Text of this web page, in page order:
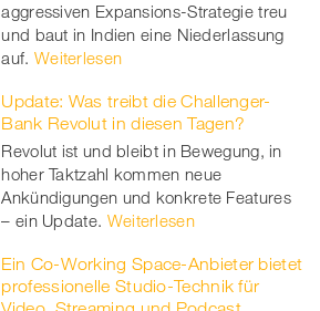
aggressiven Expansions-Strategie treu
und baut in Indien eine Niederlassung
auf. Weiterlesen
Update: Was treibt die Challenger-
Bank Revolut in diesen Tagen?
Revolut ist und bleibt in Bewegung, in
hoher Taktzahl kommen neue
Ankündigungen und konkrete Features
– ein Update. Weiterlesen
Ein Co-Working Space-Anbieter bietet
professionelle Studio-Technik für